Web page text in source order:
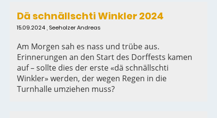
Dä schnällschti Winkler 2024
15.09.2024 , Seeholzer Andreas
Am Morgen sah es nass und trübe aus.
Erinnerungen an den Start des Dorffests kamen
auf – sollte dies der erste «dä schnällschti
Winkler» werden, der wegen Regen in die
Turnhalle umziehen muss?